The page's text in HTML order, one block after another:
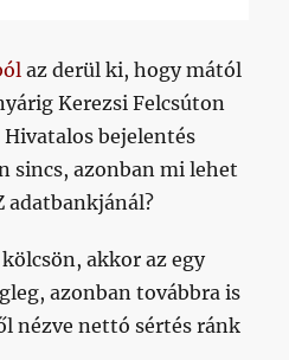
az derül ki, hogy mától
Kerezsi Felcsúton
bejelentés
sincs, azonban mi lehet
adatbankjánál?
akkor az egy
azonban továbbra is
nézve nettó sértés ránk